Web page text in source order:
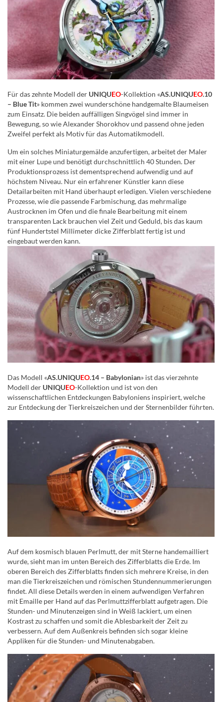
Für das zehnte Modell der UNIQUEO-Kollektion «AS.UNIQUEO.10
– Blue Tit» kommen zwei wunderschöne handgemalte Blaumeisen
zum Einsatz. Die beiden auffälligen Singvögel sind immer in
Bewegung, so wie Alexander Shorokhov und passend ohne jeden
Zweifel perfekt als Motiv für das Automatikmodell.
Um ein solches Miniaturgemälde anzufertigen, arbeitet der Maler
mit einer Lupe und benötigt durchschnittlich 40 Stunden. Der
Produktionsprozess ist dementsprechend aufwendig und auf
höchstem Niveau. Nur ein erfahrener Künstler kann diese
Detailarbeiten mit Hand überhaupt erledigen. Vielen verschiedene
Prozesse, wie die passende Farbmischung, das mehrmalige
Austrocknen im Ofen und die finale Bearbeitung mit einem
transparenten Lack brauchen viel Zeit und Geduld, bis das kaum
fünf Hundertstel Millimeter dicke Zifferblatt fertig ist und
eingebaut werden kann.
Das Modell «AS.UNIQUEO.14 – Babylonian» ist das vierzehnte
Modell der UNIQUEO-Kollektion und ist von den
wissenschaftlichen Entdeckungen Babyloniens inspiriert, welche
zur Entdeckung der Tierkreiszeichen und der Sternenbilder führten.
Auf dem kosmisch blauen Perlmutt, der mit Sterne handemailliert
wurde, sieht man im unten Bereich des Zifferblatts die Erde. Im
oberen Bereich des Zifferblatts finden sich mehrere Kreise, in den
man die Tierkreiszeichen und römischen Stundennummerierungen
findet. All diese Details werden in einem aufwendigen Verfahren
mit Emaille per Hand auf das Perlmuttzifferblatt aufgetragen. Die
Stunden- und Minutenzeigen sind in Weiß lackiert, um einen
Kostrast zu schaffen und somit die Ablesbarkeit der Zeit zu
verbessern. Auf dem Außenkreis befinden sich sogar kleine
Appliken für die Stunden- und Minutenabgaben.